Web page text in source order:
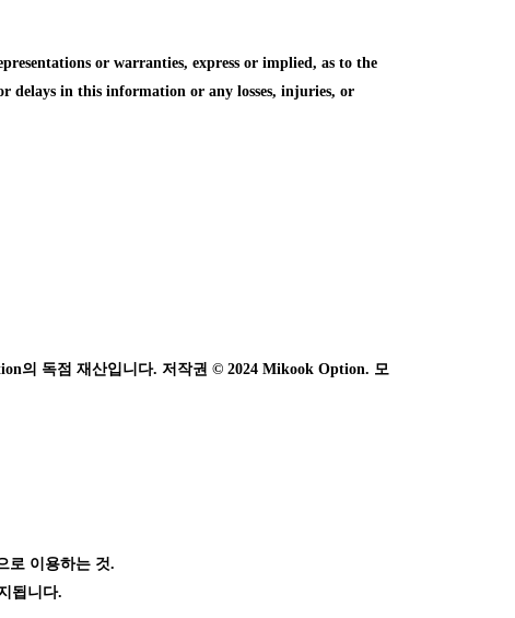
or warranties, express or implied, as to the
delays in this information or any losses, injuries, or
의 독점 재산입니다. 저작권 © 2024 Mikook Option. 모
로 이용하는 것.
됩니다.